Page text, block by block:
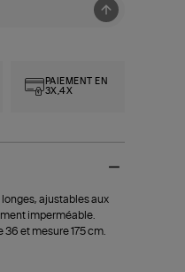
PAIEMENT EN
3X,4X
ajustables aux
imperméable.
et mesure 175 cm.